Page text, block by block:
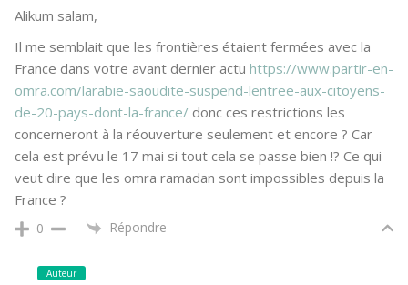
Alikum salam,
Il me semblait que les frontières étaient fermées avec la
France dans votre avant dernier actu https://www.partir-en-
omra.com/larabie-saoudite-suspend-lentree-aux-citoyens-
de-20-pays-dont-la-france/ donc ces restrictions les
concerneront à la réouverture seulement et encore ? Car
cela est prévu le 17 mai si tout cela se passe bien !? Ce qui
veut dire que les omra ramadan sont impossibles depuis la
France ?
0 Répondre
Auteur